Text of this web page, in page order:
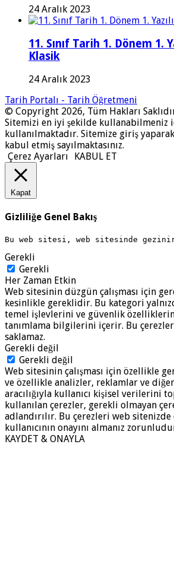
24 Aralık 2023
11. Sınıf Tarih 1. Dönem 1.
Klasik
24 Aralık 2023
Tarih Portalı - Tarih Öğretmeni
© Copyright 2026, Tüm Hakları
Sitemizi en iyi şekilde kullanabilmeniz
kullanılmaktadır. Sitemize giriş yaparak
kabul etmiş sayılmaktasınız.
Çerez Ayarları
KABUL ET
Kapat
Gizliliğe Genel Bakış
Bu web sitesi, web sitesinde
Gerekli
Gerekli
Her Zaman Etkin
Web sitesinin düzgün çalışması için
kesinlikle gereklidir. Bu kategori
temel işlevlerini ve güvenlik
tanımlama bilgilerini içerir. Bu
saklamaz.
Gerekli değil
Gerekli değil
Web sitesinin çalışması için özellikle
ve özellikle analizler, reklamlar ve
aracılığıyla kullanıcı kişisel verilerini
kullanılan çerezler, gerekli olmayan
adlandırılır. Bu çerezleri web sitenizde
kullanıcının onayını almanız
KAYDET & ONAYLA